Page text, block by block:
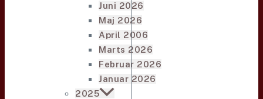
Juni 2026
Maj 2026
April 2006
Marts 2026
Februar 2026
Januar 2026
2025